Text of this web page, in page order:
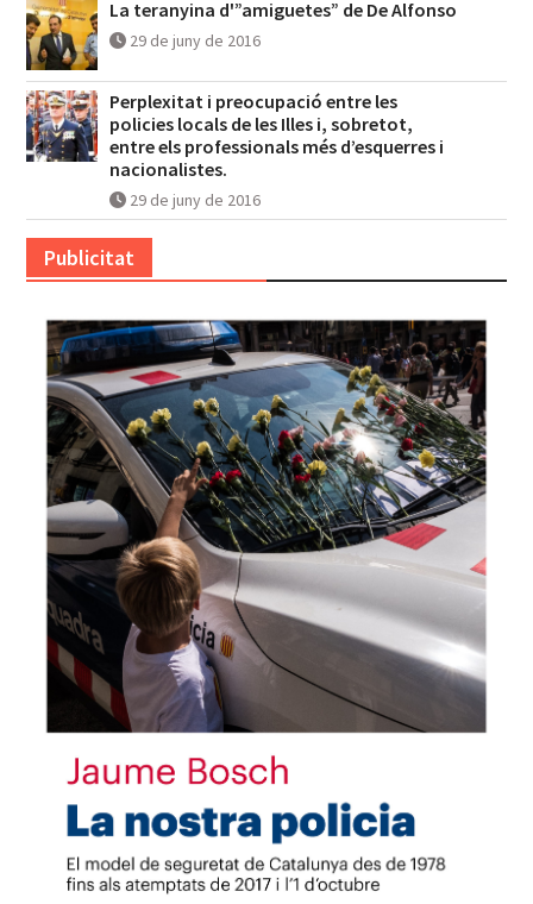
La teranyina d'”amiguetes” de De Alfonso
29 de juny de 2016
Perplexitat i preocupació entre les
policies locals de les Illes i, sobretot,
entre els professionals més d’esquerres i
nacionalistes.
29 de juny de 2016
Publicitat